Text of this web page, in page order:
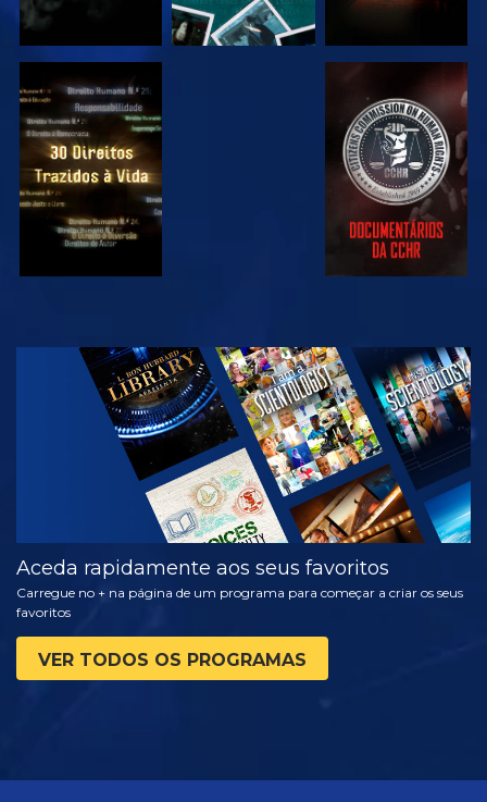
VER VER
VER
EXPLORAR A
SÉRIE
Aceda rapidamente aos seus favoritos
Carregue no + na página de um programa para começar a criar os seus
favoritos
VER TODOS OS PROGRAMAS